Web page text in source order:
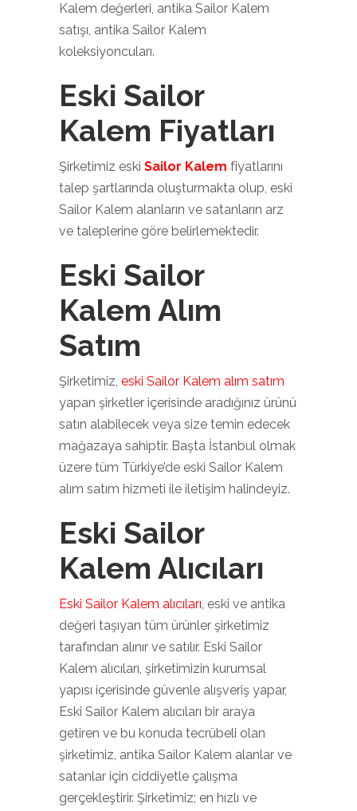
Kalem değerleri, antika Sailor Kalem
satışı, antika Sailor Kalem
koleksiyoncuları.
Eski Sailor
Kalem Fiyatları
Şirketimiz eski Sailor Kalem fiyatlarını
talep şartlarında oluşturmakta olup, eski
Sailor Kalem alanların ve satanların arz
ve taleplerine göre belirlemektedir.
Eski Sailor
Kalem Alım
Satım
Şirketimiz, eski Sailor Kalem alım satım
yapan şirketler içerisinde aradığınız ürünü
satın alabilecek veya size temin edecek
mağazaya sahiptir. Başta İstanbul olmak
üzere tüm Türkiye’de eski Sailor Kalem
alım satım hizmeti ile iletişim halindeyiz.
Eski Sailor
Kalem Alıcıları
Eski Sailor Kalem alıcıları, eski ve antika
değeri taşıyan tüm ürünler şirketimiz
tarafından alınır ve satılır. Eski Sailor
Kalem alıcıları, şirketimizin kurumsal
yapısı içerisinde güvenle alışveriş yapar,
Eski Sailor Kalem alıcıları bir araya
getiren ve bu konuda tecrübeli olan
şirketimiz, antika Sailor Kalem alanlar ve
satanlar için ciddiyetle çalışma
gerçekleştirir. Şirketimiz; en hızlı ve